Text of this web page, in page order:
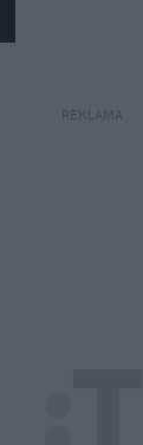
REKLAMA